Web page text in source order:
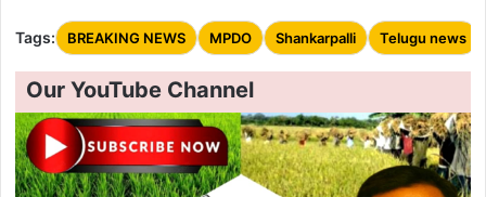
Tags: BREAKING NEWS MPDO Shankarpalli Telugu news
Our YouTube Channel